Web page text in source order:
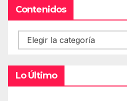
Contenidos
Contenidos
Lo Último